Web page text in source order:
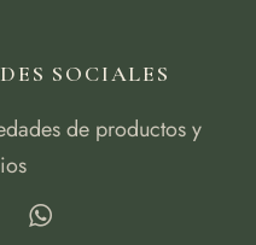
SOCIALES
de productos y